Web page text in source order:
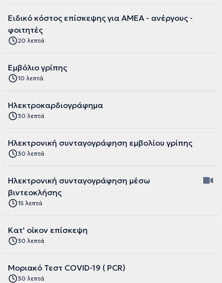
Ειδικό κόστος επίσκεψης για ΑΜΕΑ - ανέργους -
φοιτητές
20 λεπτά
Εμβόλιο γρίπης
10 λεπτά
Ηλεκτροκαρδιογράφημα
30 λεπτά
Ηλεκτρονική συνταγογράφηση εμβολίου γρίπης
30 λεπτά
Ηλεκτρονική συνταγογράφηση μέσω
βιντεοκλήσης
15 λεπτά
Κατ' οίκον επίσκεψη
30 λεπτά
Μοριακό Τεστ COVID-19 ( PCR)
30 λεπτά